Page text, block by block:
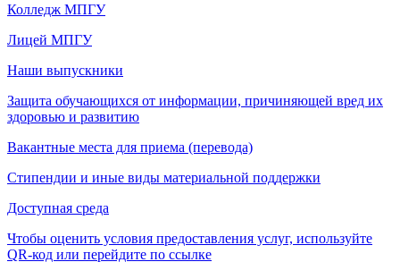
Колледж МПГУ
Лицей МПГУ
Наши выпускники
Защита обучающихся от информации, причиняющей вред их
здоровью и развитию
Вакантные места для приема (перевода)
Стипендии и иные виды материальной поддержки
Доступная среда
Чтобы оценить условия предоставления услуг, используйте
QR-код или перейдите по ссылке